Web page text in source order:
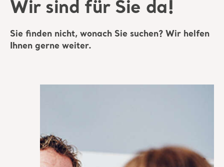
Kontaktieren Sie
unser Support-Team